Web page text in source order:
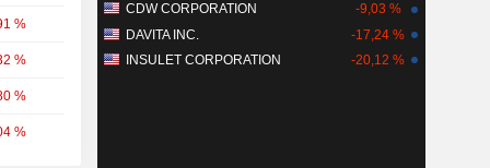
%
%
%
%
CDW CORPORATION
-9,03 %
DAVITA INC.
-17,24 %
INSULET CORPORATION
-20,12 %